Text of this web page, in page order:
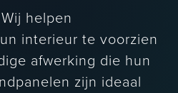
en
helpen
interieur te voorzien
afwerking die hun
zijn ideaal